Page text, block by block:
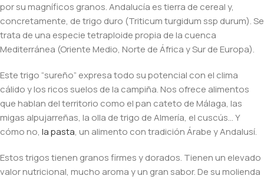
por su magníficos granos. Andalucía es tierra de cereal y,
concretamente, de trigo duro (Triticum turgidum ssp durum). Se
trata de una especie tetraploide propia de la cuenca
Mediterránea (Oriente Medio, Norte de África y Sur de Europa).
Este trigo “sureño” expresa todo su potencial con el clima
cálido y los ricos suelos de la campiña. Nos ofrece alimentos
que hablan del territorio como el pan cateto de Málaga, las
migas alpujarreñas, la olla de trigo de Almería, el cuscús… Y
cómo no, la pasta, un alimento con tradición Árabe y Andalusí.
Estos trigos tienen granos firmes y dorados. Tienen un elevado
valor nutricional, mucho aroma y un gran sabor. De su molienda